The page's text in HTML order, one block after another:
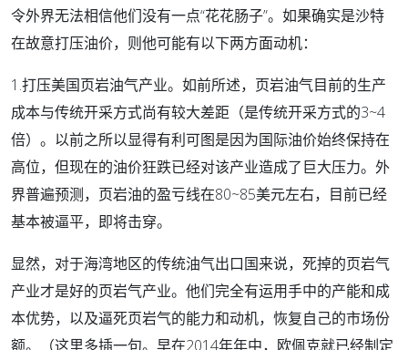
令外界无法相信他们没有一点“花花肠子”。如果确实是沙特
在故意打压油价，则他可能有以下两方面动机：
1.打压美国页岩油气产业。如前所述，页岩油气目前的生产
成本与传统开采方式尚有较大差距（是传统开采方式的3~4
倍）。以前之所以显得有利可图是因为国际油价始终保持在
高位，但现在的油价狂跌已经对该产业造成了巨大压力。外
界普遍预测，页岩油的盈亏线在80~85美元左右，目前已经
基本被逼平，即将击穿。
显然，对于海湾地区的传统油气出口国来说，死掉的页岩气
产业才是好的页岩气产业。他们完全有运用手中的产能和成
本优势，以及逼死页岩气的能力和动机，恢复自己的市场份
额。（这里多插一句。早在2014年年中，欧佩克就已经制定